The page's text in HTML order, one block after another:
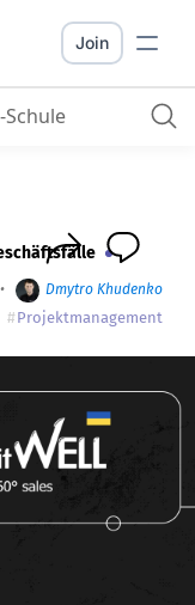
Join
Schule
• Dmytro Khudenko
Projektmanagement